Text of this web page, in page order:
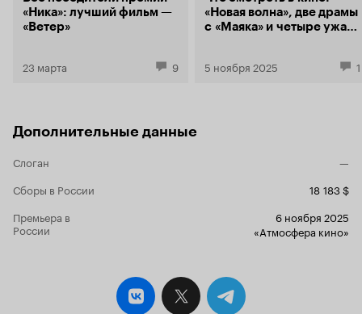
«Ника»: лучший фильм —
«Ветер»
23 марта 9
«Новая волна», две драмы
с «Маяка» и четыре ужаса
5 ноября 2025 1
Дополнительные данные
Слоган
—
Сборы в России
18 183 $
Премьера в
России
6 ноября 2025
«Атмосфера кино»